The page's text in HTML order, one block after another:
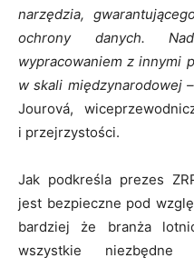
narzędzia,
ochrony danych.
wypracowaniem z innymi
w skali międzynarodowej –
Jourová,
i przejrzystości.
Jak podkreśla prezes
jest bezpieczne pod
bardziej że branża
wszystkie